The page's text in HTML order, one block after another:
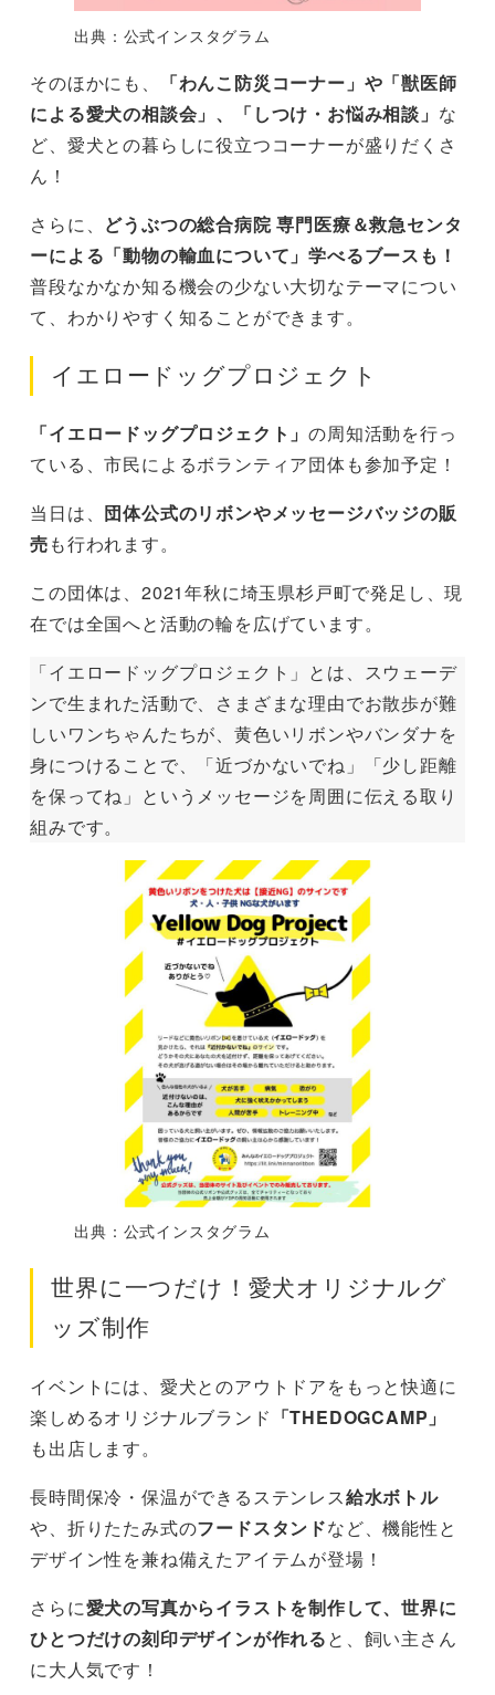
出典：公式インスタグラム
そのほかにも、
「わんこ防災コーナー」や「獣医師
による愛犬の相談会」、「しつけ・お悩み相談」 な
ど、愛犬との暮らしに役立つコーナーが盛りだくさ
ん！
さらに、 どうぶつの総合病院 専門医療＆救急センタ
ーによる「動物の輸血について」学べるブースも！
普段なかなか知る機会の少ない大切なテーマについ
て、わかりやすく知ることができます。
イエロードッグプロジェクト
「イエロードッグプロジェクト」の周知活動を行っ
ている、市民によるボランティア団体も参加予定！
当日は、 団体公式のリボンやメッセージバッジの販
売も行われます。
この団体は、2021年秋に埼玉県杉戸町で発足し、現
在では全国へと活動の輪を広げています。
「イエロードッグプロジェクト」とは、スウェーデ
ンで生まれた活動で、さまざまな理由でお散歩が難
しいワンちゃんたちが、黄色いリボンやバンダナを
身につけることで、「近づかないでね」「少し距離
を保ってね」というメッセージを周囲に伝える取り
組みです。
出典：公式インスタグラム
世界に一つだけ！愛犬オリジナルグ
ッズ制作
イベントには、愛犬とのアウトドアをもっと快適に
楽しめるオリジナルブランド 「THEDOGCAMP」
も出店します。
長時間保冷・保温ができるステンレス給水ボトル
や、折りたたみ式のフードスタンドなど、機能性と
デザイン性を兼ね備えたアイテムが登場！
さらに愛犬の写真からイラストを制作して、世界に
ひとつだけの刻印デザインが作れると、飼い主さん
に大人気です！